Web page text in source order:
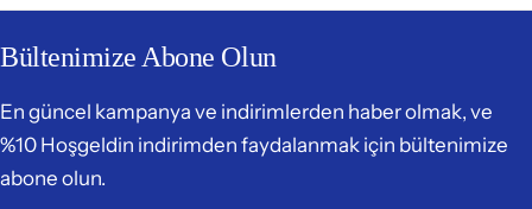
Bültenimize Abone Olun
En güncel kampanya ve indirimlerden haber olmak, ve
%10 Hoşgeldin indirimden faydalanmak için bültenimize
abone olun.